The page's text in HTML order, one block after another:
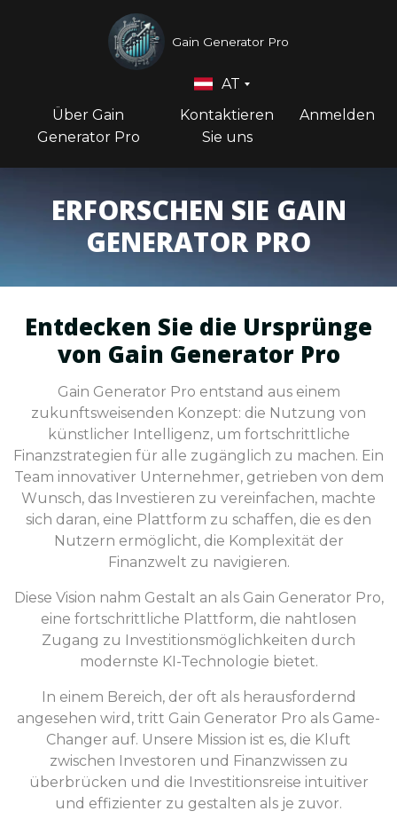
Gain Generator Pro
Über Gain
Generator Pro
Kontaktieren
Sie uns
Anmelden
AT
ERFORSCHEN SIE GAIN
GENERATOR PRO
Entdecken Sie die Ursprünge
von Gain Generator Pro
Gain Generator Pro entstand aus einem
zukunftsweisenden Konzept: die Nutzung von
künstlicher Intelligenz, um fortschrittliche
Finanzstrategien für alle zugänglich zu machen. Ein
Team innovativer Unternehmer, getrieben von dem
Wunsch, das Investieren zu vereinfachen, machte
sich daran, eine Plattform zu schaffen, die es den
Nutzern ermöglicht, die Komplexität der
Finanzwelt zu navigieren.
Diese Vision nahm Gestalt an als Gain Generator Pro,
eine fortschrittliche Plattform, die nahtlosen
Zugang zu Investitionsmöglichkeiten durch
modernste KI-Technologie bietet.
In einem Bereich, der oft als herausfordernd
angesehen wird, tritt Gain Generator Pro als Game-
Changer auf. Unsere Mission ist es, die Kluft
zwischen Investoren und Finanzwissen zu
überbrücken und die Investitionsreise intuitiver
und effizienter zu gestalten als je zuvor.